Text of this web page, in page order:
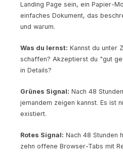
Landing Page sein, ein Papier-
einfaches Dokument, das
und warum.
Was du lernst: Kannst du unter
schaffen? Akzeptierst du "gut
in Details?
Grünes Signal: Nach 48
jemandem zeigen kannst. Es ist
existiert.
Rotes Signal: Nach 48 Stunden
zehn offene Browser-Tabs mit